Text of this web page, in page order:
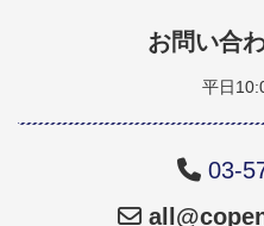
お問い合
平日
03-